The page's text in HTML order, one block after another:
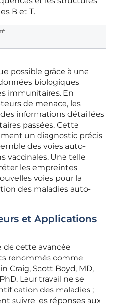
B et T.
possible grâce à une
biologiques
immunitaires. En
de menace, les
informations détaillées
passées. Cette
un diagnostic précis
des voies auto-
vaccinales. Une telle
les empreintes
voies pour la
des maladies auto-
et Applications
de cette avancée
renommés comme
Craig, Scott Boyd, MD,
Leur travail ne se
des maladies ;
suivre les réponses aux